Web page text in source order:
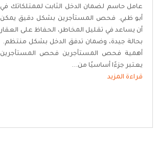
عامل حاسم لضمان الدخل الثابت لممتلكاتك في
أبو ظبي. فحص المستأجرين بشكل دقيق يمكن
أن يساعد في تقليل المخاطر، الحفاظ على العقار
بحالة جيدة، وضمان تدفق الدخل بشكل منتظم.
أهمية فحص المستأجرين فحص المستأجرين
يعتبر جزءًا أساسيًا من...
قراءة المزيد